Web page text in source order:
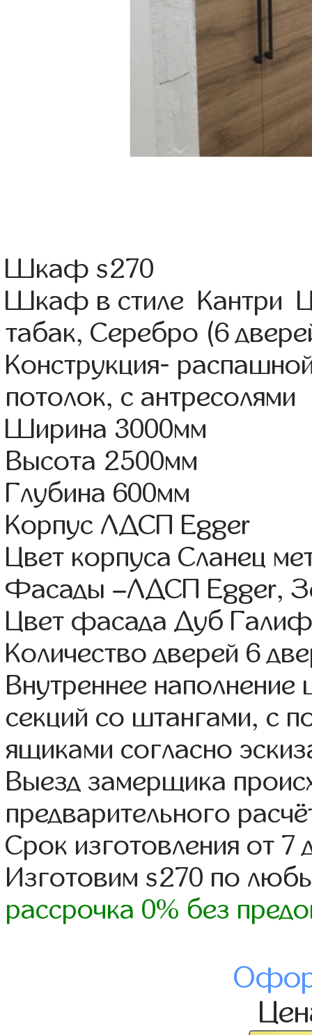
Шкаф s270
Шкаф в стиле Кантри
табак, Серебро (6
Конструкция-
потолок, с антресолями
Ширина 3000мм
Высота 2500мм
Глубина 600мм
Корпус ЛДСП Egger
Цвет корпуса Сланец
Фасады –ЛДСП Egger,
Цвет фасада Дуб
Количество дверей 6
Внутреннее
секций со штангами, с
ящиками согласно
Выезд замерщика
предварительного
Срок изготовления от 7
Изготовим s270 по
рассрочка 0% без